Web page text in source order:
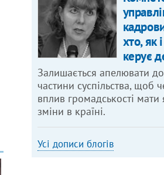
хто, як
керує
Залишається апелювати
частини суспільства, щоб
вплив громадськості
зміни в країні.
Усі дописи блогів